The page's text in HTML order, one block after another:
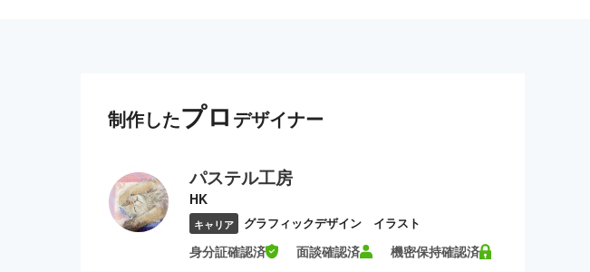
制作したプロ デザイナー
パステル工房
HK
キャリア グラフィックデザイン イラスト
身分証確認済 面談確認済 機密保持確認済